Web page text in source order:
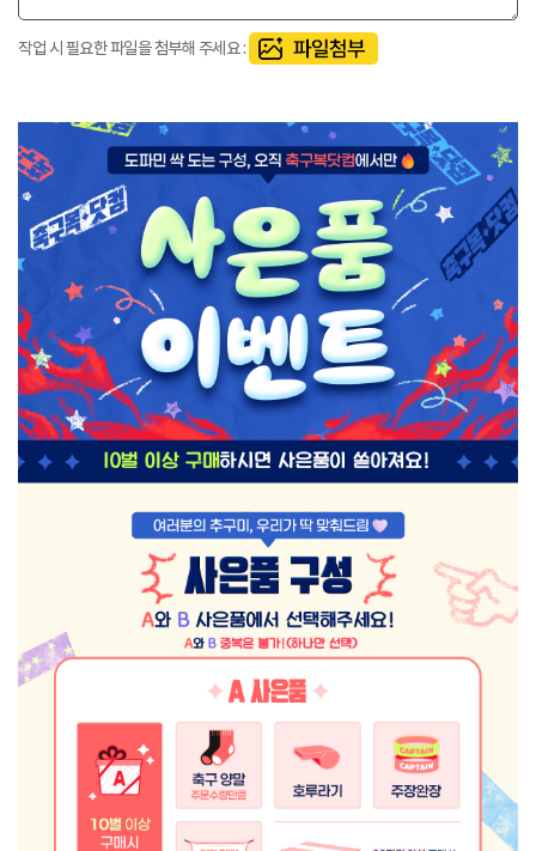
작업 시 필요한 파일을 첨부해 주세요 :